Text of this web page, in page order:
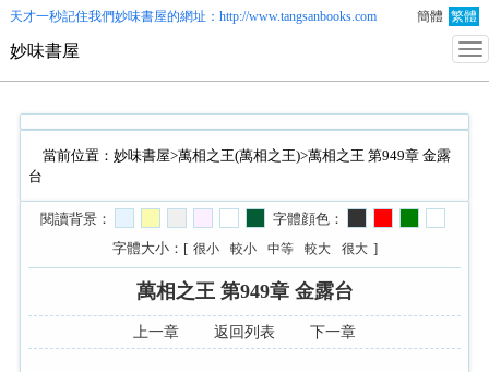
天才一秒記住我們妙味書屋的網址：http://www.tangsanbooks.com 簡體 繁體
妙味書屋
當前位置： 妙味書屋>萬相之王(萬相之王)>萬相之王 第949章 金露
台
閱讀背景：
字體顔色：
字體大小：[ 很小 較小 中等 較大 很大 ]
萬相之王 第949章 金露台
上一章 返回列表 下一章